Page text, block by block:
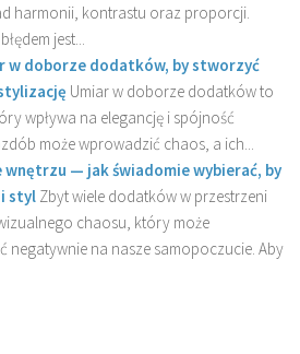
harmonii, kontrastu oraz proporcji.
jest...
w doborze dodatków, by stworzyć
Umiar w doborze dodatków to
wpływa na elegancję i spójność
może wprowadzić chaos, a ich...
— jak świadomie wybierać, by
styl Zbyt wiele dodatków w przestrzeni
chaosu, który może
negatywnie na nasze samopoczucie. Aby